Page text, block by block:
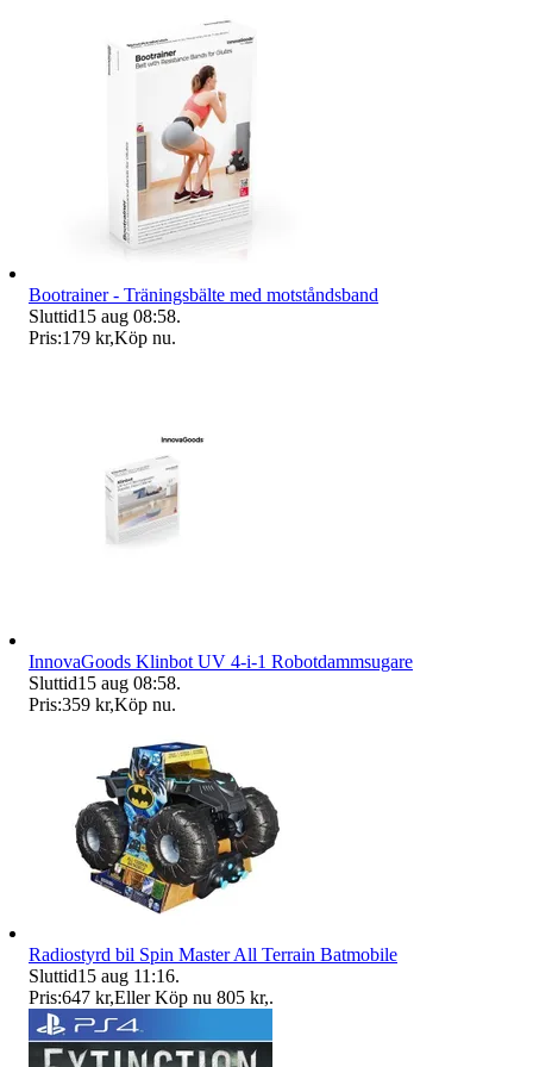
Bootrainer - Träningsbälte med motståndsband
Sluttid15 aug 08:58.
Pris:179 kr,Köp nu.
InnovaGoods Klinbot UV 4-i-1 Robotdammsugare
Sluttid15 aug 08:58.
Pris:359 kr,Köp nu.
Radiostyrd bil Spin Master All Terrain Batmobile
Sluttid15 aug 11:16.
Pris:647 kr,Eller Köp nu 805 kr,.